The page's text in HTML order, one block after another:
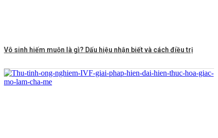
Vô sinh hiếm muộn là gì? Dấu hiệu nhận biết và cách điều trị